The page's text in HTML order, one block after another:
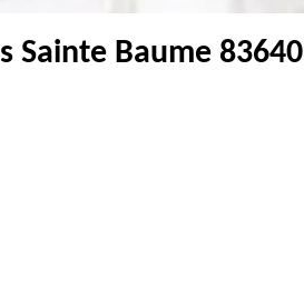
Sainte Baume 83640